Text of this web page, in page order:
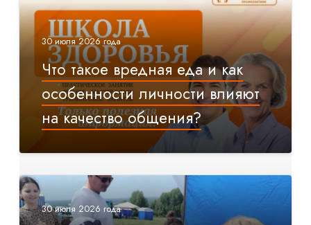
30 июля 2026 года
Что такое вредная еда и как
особенности личности влияют
на качество общения?
30 июля 2026 года